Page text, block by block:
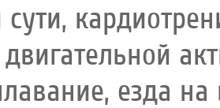
езда